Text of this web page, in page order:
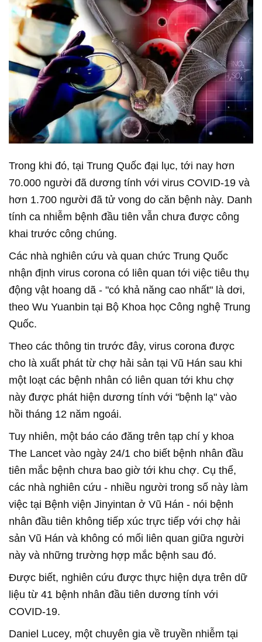
Trong khi đó, tại Trung Quốc đại lục, tới nay hơn
70.000 người đã dương tính với virus COVID-19 và
hơn 1.700 người đã tử vong do căn bệnh này. Danh
tính ca nhiễm bệnh đầu tiên vẫn chưa được công
khai trước công chúng.
Các nhà nghiên cứu và quan chức Trung Quốc
nhận định virus corona có liên quan tới việc tiêu thụ
động vật hoang dã - "có khả năng cao nhất" là dơi,
theo Wu Yuanbin tại Bộ Khoa học Công nghệ Trung
Quốc.
Theo các thông tin trước đây, virus corona được
cho là xuất phát từ chợ hải sản tại Vũ Hán sau khi
một loạt các bệnh nhân có liên quan tới khu chợ
này được phát hiện dương tính với "bệnh lạ" vào
hồi tháng 12 năm ngoái.
Tuy nhiên, một báo cáo đăng trên tạp chí y khoa
The Lancet vào ngày 24/1 cho biết bệnh nhân đầu
tiên mắc bệnh chưa bao giờ tới khu chợ. Cụ thể,
các nhà nghiên cứu - nhiều người trong số này làm
việc tại Bệnh viện Jinyintan ở Vũ Hán - nói bệnh
nhân đầu tiên không tiếp xúc trực tiếp với chợ hải
sản Vũ Hán và không có mối liên quan giữa người
này và những trường hợp mắc bệnh sau đó.
Được biết, nghiên cứu được thực hiện dựa trên dữ
liệu từ 41 bệnh nhân đầu tiên dương tính với
COVID-19.
Daniel Lucey, một chuyên gia về truyền nhiễm tại